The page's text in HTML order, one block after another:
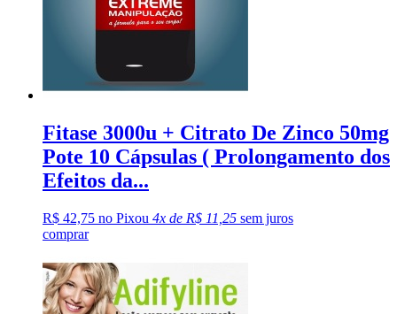
Fitase 3000u + Citrato De Zinco 50mg
Pote 10 Cápsulas ( Prolongamento dos
Efeitos da...
R$ 42,75 no Pixou 4x de R$ 11,25 sem juros
comprar